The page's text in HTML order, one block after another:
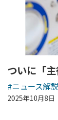
ついに「
#ニュース解説
2025年10月8日